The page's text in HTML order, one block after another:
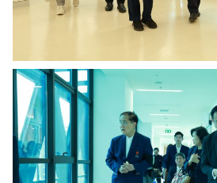
Search
for: